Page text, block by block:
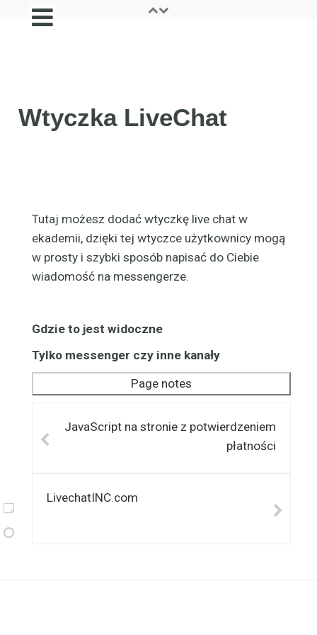
Wtyczka LiveChat
Tutaj możesz dodać wtyczkę live chat w
ekademii, dzięki tej wtyczce użytkownicy mogą
w prosty i szybki sposób napisać do Ciebie
wiadomość na messengerze.
Gdzie to jest widoczne
Tylko messenger czy inne kanały
Page notes
JavaScript na stronie z potwierdzeniem
płatności
LivechatINC.com